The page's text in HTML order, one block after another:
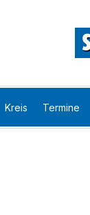
Kreis Termine